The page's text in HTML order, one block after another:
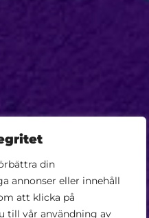
din
annonser eller innehåll
att klicka på
till vår användning av